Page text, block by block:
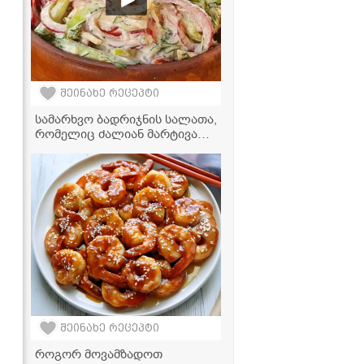
შეინახე რეცეპტი
სამარხვო ბადრიჯნის სალათა,
რომელიც ძალიან მარტივად
უგემრიელესია
შეინახე რეცეპტი
როგორ მოვამზადოთ